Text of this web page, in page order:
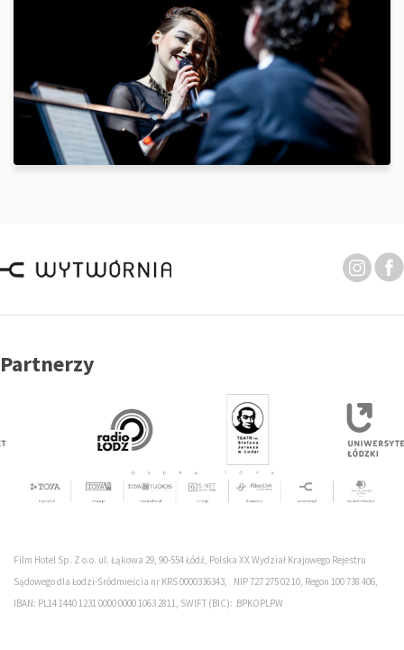
Partnerzy
Film Hotel Sp. Z o.o. ul. Łąkowa 29, 90-554 Łódź, Polska XX Wydział Krajowego Rejestru
Sądowego dla Łodzi-Śródmieścia nr KRS 0000336343, NIP 727 275 02 10, Regon 100 738 406,
IBAN: PL14 1440 1231 0000 0000 1063 2811, SWIFT (BIC): BPKOPLPW